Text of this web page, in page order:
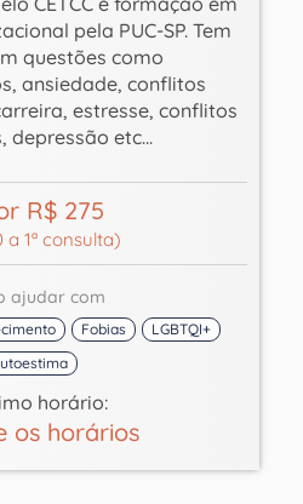
pela PUC-SP. Tem
questões como
ansiedade, conflitos
estresse, conflitos
depressão etc...
R$ 275
a 1ª consulta)
ajudar com
Fobias
LGBTQI+
horário:
os horários